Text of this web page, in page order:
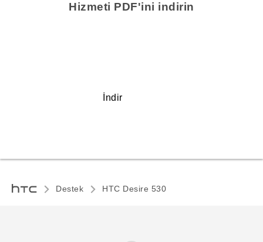
Hizmeti PDF'ini indirin
İndir
Destek HTC Desire 530‎